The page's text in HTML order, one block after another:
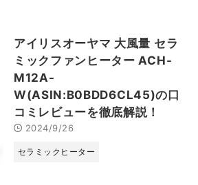
アイリスオーヤマ 大風量 セラ
ミックファンヒーター ACH-
M12A-
W(ASIN:B0BDD6CL45)の口
コミレビューを徹底解説！
2024/9/26
セラミックヒーター